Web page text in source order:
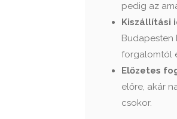
pedig az
Kiszállítási
Budapesten
forgalomtól
Előzetes
előre, akár
csokor.